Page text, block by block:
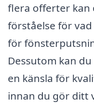
flera offerter kan
förståelse för
för
Dessutom kan
en känsla för
innan du gör ditt